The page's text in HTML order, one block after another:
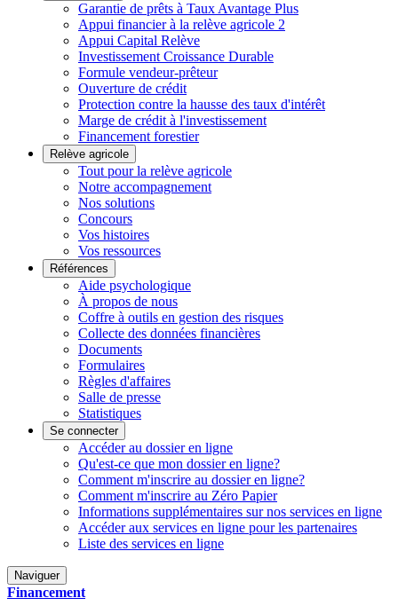
Garantie de prêts à Taux Avantage Plus
Appui financier à la relève agricole 2
Appui Capital Relève
Investissement Croissance Durable
Formule vendeur-prêteur
Ouverture de crédit
Protection contre la hausse des taux d'intérêt
Marge de crédit à l'investissement
Financement forestier
Relève agricole
Tout pour la relève agricole
Notre accompagnement
Nos solutions
Concours
Vos histoires
Vos ressources
Références
Aide psychologique
À propos de nous
Coffre à outils en gestion des risques
Collecte des données financières
Documents
Formulaires
Règles d'affaires
Salle de presse
Statistiques
Se connecter
Accéder au dossier en ligne
Qu'est-ce que mon dossier en ligne?
Comment m'inscrire au dossier en ligne?
Comment m'inscrire au Zéro Papier
Informations supplémentaires sur nos services en ligne
Accéder aux services en ligne pour les partenaires
Liste des services en ligne
Naviguer
Financement